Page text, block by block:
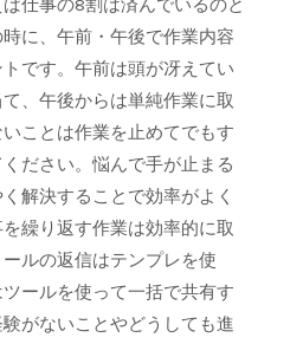
仕事の8割は済んでいるのと
に、午前・午後で作業内容
です。午前は頭が冴えてい
、午後からは単純作業に取
ことは作業を止めてでもす
ださい。悩んで手が止まる
解決することで効率がよく
繰り返す作業は効率的に取
ルの返信はテンプレを使
ールを使って一括で共有す
がないことやどうしても進